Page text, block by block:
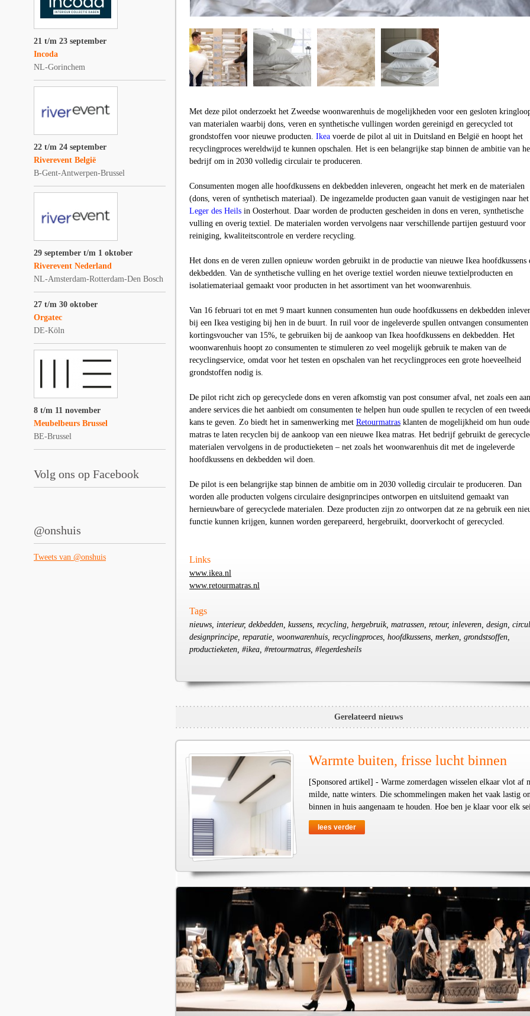
21 t/m 23 september
Incoda
NL-Gorinchem
22 t/m 24 september
Riverevent België
B-Gent-Antwerpen-Brussel
29 september t/m 1 oktober
Riverevent Nederland
NL-Amsterdam-Rotterdam-Den Bosch
27 t/m 30 oktober
Orgatec
DE-Köln
8 t/m 11 november
Meubelbeurs Brussel
BE-Brussel
Volg ons op Facebook
@onshuis
Tweets van @onshuis
Met deze pilot onderzoekt het Zweedse woonwarenhuis de mogelijkheden voor een gesloten
van materialen waarbij dons, veren en synthetische vullingen worden gereinigd en gerecycled tot
grondstoffen voor nieuwe producten. Ikea voerde de pilot al uit in Duitsland en België en hoopt het
recyclingproces wereldwijd te kunnen opschalen. Het is een belangrijke stap binnen de ambitie van
bedrijf om in 2030 volledig circulair te produceren.
Consumenten mogen alle hoofdkussens en dekbedden inleveren, ongeacht het merk en de materialen
(dons, veren of synthetisch materiaal). De ingezamelde producten gaan vanuit de vestigingen naar het
Leger des Heils in Oosterhout. Daar worden de producten gescheiden in dons en veren, synthetische
vulling en overig textiel. De materialen worden vervolgens naar verschillende partijen gestuurd voor
reiniging, kwaliteitscontrole en verdere recycling.
Het dons en de veren zullen opnieuw worden gebruikt in de productie van nieuwe Ikea hoofdkussens
dekbedden. Van de synthetische vulling en het overige textiel worden nieuwe textielproducten en
isolatiemateriaal gemaakt voor producten in het assortiment van het woonwarenhuis.
Van 16 februari tot en met 9 maart kunnen consumenten hun oude hoofdkussens en dekbedden
bij een Ikea vestiging bij hen in de buurt. In ruil voor de ingeleverde spullen ontvangen consumenten
kortingsvoucher van 15%, te gebruiken bij de aankoop van Ikea hoofdkussens en dekbedden. Het
woonwarenhuis hoopt zo consumenten te stimuleren zo veel mogelijk gebruik te maken van de
recyclingservice, omdat voor het testen en opschalen van het recyclingproces een grote hoeveelheid
grondstoffen nodig is.
De pilot richt zich op gerecyclede dons en veren afkomstig van post consumer afval, net zoals een
andere services die het aanbiedt om consumenten te helpen hun oude spullen te recyclen of een
kans te geven. Zo biedt het in samenwerking met Retourmatras klanten de mogelijkheid om hun oude
matras te laten recyclen bij de aankoop van een nieuwe Ikea matras. Het bedrijf gebruikt de
materialen vervolgens in de productieketen – net zoals het woonwarenhuis dit met de ingeleverde
hoofdkussens en dekbedden wil doen.
De pilot is een belangrijke stap binnen de ambitie om in 2030 volledig circulair te produceren. Dan
worden alle producten volgens circulaire designprincipes ontworpen en uitsluitend gemaakt van
hernieuwbare of gerecyclede materialen. Deze producten zijn zo ontworpen dat ze na gebruik een
functie kunnen krijgen, kunnen worden gerepareerd, hergebruikt, doorverkocht of gerecycled.
Links
www.ikea.nl
www.retourmatras.nl
Tags
nieuws, interieur, dekbedden, kussens, recycling, hergebruik, matrassen, retour, inleveren, design,
designprincipe, reparatie, woonwarenhuis, recyclingproces, hoofdkussens, merken, grondstsoffen,
productieketen, #ikea, #retourmatras, #legerdesheils
Gerelateerd nieuws
Warmte buiten, frisse lucht binnen
[Sponsored artikel] - Warme zomerdagen wisselen elkaar vlot af
milde, natte winters. Die schommelingen maken het vaak lastig
binnen in huis aangenaam te houden. Hoe ben je klaar voor elk
lees verder